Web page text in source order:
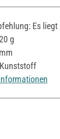
Es
g